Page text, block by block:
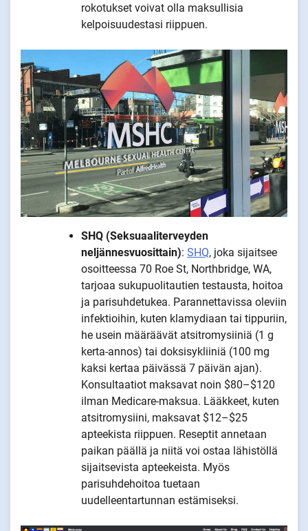
rokotukset voivat olla maksullisia
kelpoisuudestasi riippuen.
SHQ (Seksuaaliterveyden
neljännesvuosittain): SHQ, joka sijaitsee
osoitteessa 70 Roe St, Northbridge, WA,
tarjoaa sukupuolitautien testausta, hoitoa
ja parisuhdetukea. Parannettavissa oleviin
infektioihin, kuten klamydiaan tai tippuriin,
he usein määräävät atsitromysiiniä (1 g
kerta-annos) tai doksisykliiniä (100 mg
kaksi kertaa päivässä 7 päivän ajan).
Konsultaatiot maksavat noin $80–$120
ilman Medicare-maksua. Lääkkeet, kuten
atsitromysiini, maksavat $12–$25
apteekista riippuen. Reseptit annetaan
paikan päällä ja niitä voi ostaa lähistöllä
sijaitsevista apteekeista. Myös
parisuhdehoitoa tuetaan
uudelleentartunnan estämiseksi.